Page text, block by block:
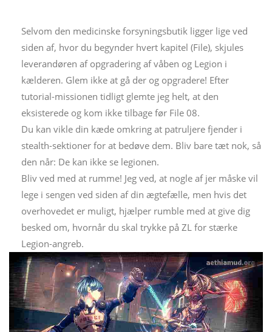
Selvom den medicinske forsyningsbutik ligger lige ved
siden af, hvor du begynder hvert kapitel (File), skjules
leverandøren af ​​opgradering af våben og Legion i
kælderen. Glem ikke at gå der og opgradere! Efter
tutorial-missionen tidligt glemte jeg helt, at den
eksisterede og kom ikke tilbage før File 08.
Du kan vikle din kæde omkring at patruljere fjender i
stealth-sektioner for at bedøve dem. Bliv bare tæt nok, så
den når: De kan ikke se legionen.
Bliv ved med at rumme! Jeg ved, at nogle af jer måske vil
lege i sengen ved siden af ​​din ægtefælle, men hvis det
overhovedet er muligt, hjælper rumble med at give dig
besked om, hvornår du skal trykke på ZL for stærke
Legion-angreb.